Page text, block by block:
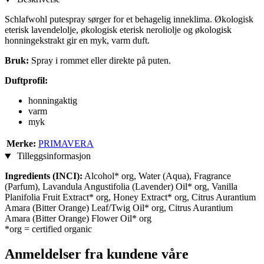
Schlafwohl putespray sørger for et behagelig inneklima. Økologisk
eterisk lavendelolje, økologisk eterisk neroliolje og økologisk
honningekstrakt gir en myk, varm duft.
Bruk: Spray i rommet eller direkte på puten.
Duftprofil:
honningaktig
varm
myk
Merke: PRIMAVERA
Tilleggsinformasjon
Ingredients (INCI): Alcohol* org, Water (Aqua), Fragrance
(Parfum), Lavandula Angustifolia (Lavender) Oil* org, Vanilla
Planifolia Fruit Extract* org, Honey Extract* org, Citrus Aurantium
Amara (Bitter Orange) Leaf/Twig Oil* org, Citrus Aurantium
Amara (Bitter Orange) Flower Oil* org
*org = certified organic
Anmeldelser fra kundene våre